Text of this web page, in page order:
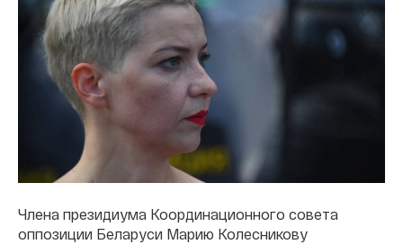
Члена президиума Координационного совета
оппозиции Беларуси Марию Колесникову